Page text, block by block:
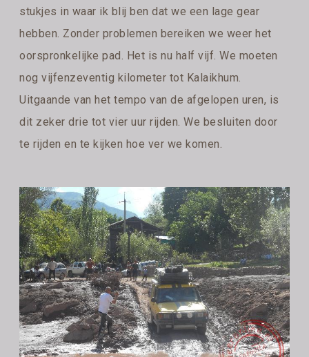
stukjes in waar ik blij ben dat we een lage gear
hebben. Zonder problemen bereiken we weer het
oorspronkelijke pad. Het is nu half vijf. We moeten
nog vijfenzeventig kilometer tot Kalaikhum.
Uitgaande van het tempo van de afgelopen uren, is
dit zeker drie tot vier uur rijden. We besluiten door
te rijden en te kijken hoe ver we komen.